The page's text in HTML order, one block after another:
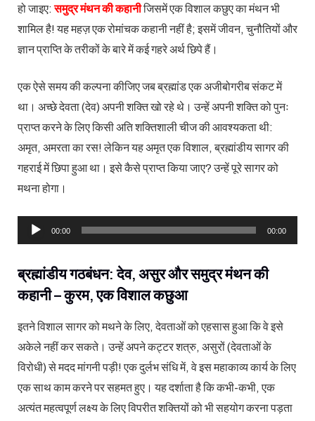
हो जाइए:समुद्र मंथन की कहानीजिसमें एक विशाल कछुए का मंथन भी
शामिल है! यह महज़ एक रोमांचक कहानी नहीं है; इसमें जीवन, चुनौतियों और
ज्ञान प्राप्ति के तरीकों के बारे में कई गहरे अर्थ छिपे हैं।
एक ऐसे समय की कल्पना कीजिए जब ब्रह्मांड एक अजीबोगरीब संकट में
था। अच्छे देवता (देव) अपनी शक्ति खो रहे थे। उन्हें अपनी शक्ति को पुनः
प्राप्त करने के लिए किसी अति शक्तिशाली चीज की आवश्यकता थी:
अमृत, अमरता का रस! लेकिन यह अमृत एक विशाल, ब्रह्मांडीय सागर की
गहराई में छिपा हुआ था। इसे कैसे प्राप्त किया जाए? उन्हें पूरे सागर को
मथना होगा।
Audio
Player
00:00 00:00
ब्रह्मांडीय गठबंधन: देव, असुर और समुद्र मंथन की
कहानी – कुरम, एक विशाल कछुआ
इतने विशाल सागर को मथने के लिए, देवताओं को एहसास हुआ कि वे इसे
अकेले नहीं कर सकते। उन्हें अपने कट्टर शत्रु, असुरों (देवताओं के
विरोधी) से मदद मांगनी पड़ी! एक दुर्लभ संधि में, वे इस महाकाव्य कार्य के लिए
एक साथ काम करने पर सहमत हुए। यह दर्शाता है कि कभी-कभी, एक
अत्यंत महत्वपूर्ण लक्ष्य के लिए विपरीत शक्तियों को भी सहयोग करना पड़ता